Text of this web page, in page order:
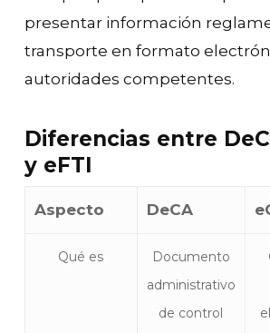
presentar información
transporte en formato
autoridades competentes.
Diferencias entre
y eFTI
Aspecto DeCA
Qué es
Documento
administrativo
de control